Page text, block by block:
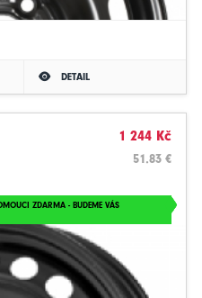
DETAIL
1 244 Kč
51.83 €
ZDARMA - BUDEME VÁS